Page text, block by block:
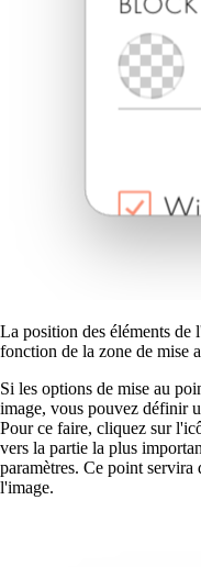
La position des éléments de
fonction de la zone de mise
Si les options de mise au
image, vous pouvez définir
Pour ce faire, cliquez sur
vers la partie la plus
paramètres. Ce point
l'image.